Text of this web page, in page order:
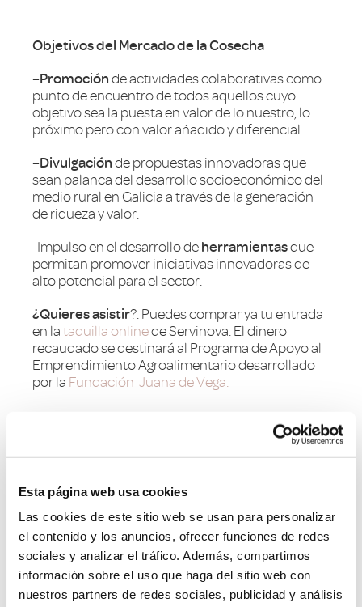
Esta página web usa cookies
Las cookies de este sitio web se usan para personalizar
el contenido y los anuncios, ofrecer funciones de redes
sociales y analizar el tráfico. Además, compartimos
información sobre el uso que haga del sitio web con
nuestros partners de redes sociales, publicidad y análisis
Objetivos del Mercado de la Cosecha
–Promoción de actividades colaborativas como
punto de encuentro de todos aquellos cuyo
objetivo sea la puesta en valor de lo nuestro, lo
próximo pero con valor añadido y diferencial.
–Divulgación de propuestas innovadoras que
sean palanca del desarrollo socioeconómico del
medio rural en Galicia a través de la generación
de riqueza y valor.
-Impulso en el desarrollo de herramientasque
permitan promover iniciativas innovadoras de
alto potencial para el sector.
¿Quieres asistir?. Puedes comprar ya tu entrada
en lataquilla onlinede Servinova. El dinero
recaudado se destinará al Programa de Apoyo al
Emprendimiento Agroalimentario desarrollado
por la Fundación Juana de Vega.
Síguenos en Instagram